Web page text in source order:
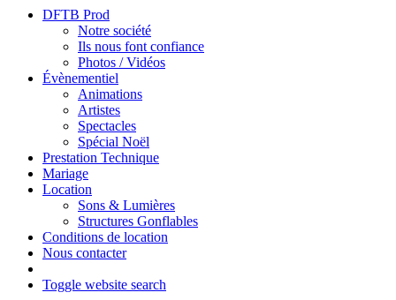
DFTB Prod
Notre société
Ils nous font confiance
Photos / Vidéos
Évènementiel
Animations
Artistes
Spectacles
Spécial Noël
Prestation Technique
Mariage
Location
Sons & Lumières
Structures Gonflables
Conditions de location
Nous contacter
Toggle website search